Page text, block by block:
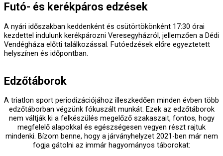
Futó- és kerékpáros edzések
A nyári időszakban keddenként és csütörtökönként 17:30 órai
kezdettel indulunk kerékpározni Veresegyházról, jellemzően a Dédi
Vendégháza előtti találkozással. Futóedzések előre egyeztetett
helyszínen és időpontban.
Edzőtáborok
A triatlon sport periodizációjához illeszkedően minden évben több
edzőtáborban végzünk fókuszált munkát. Ezek az edzőtáborok
nem váltják ki a felkészülés megelőző szakaszait, fontos, hogy
megfelelő alapokkal és egészségesen vegyen részt rajtuk
mindenki. Bízom benne, hogy a járványhelyzet 2021-ben már nem
fogja gátolni az immár hagyományos táborokat: